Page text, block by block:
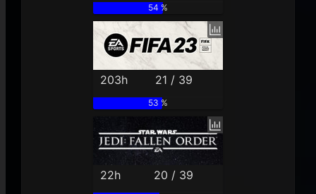
54 %
203h 21 / 39
53 %
22h 20 / 39